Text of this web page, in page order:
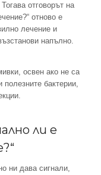
отговорът на
отново е
лечение и
напълно.
освен ако не са
полезните бактерии,
ли е
ни дава сигнали,